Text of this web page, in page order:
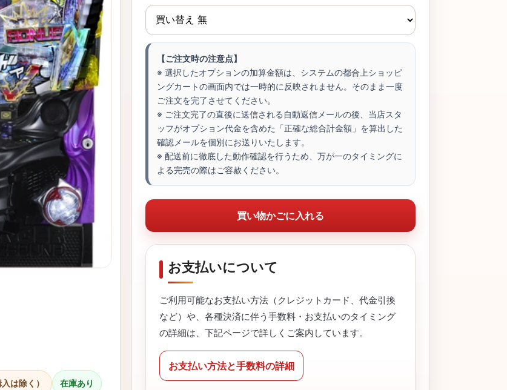
は除く） 在庫あり
【ご注文時の注意点】
※ 選択したオプションの加算金額は、システムの都合上ショッピ
ングカートの画面内では一時的に反映されません。そのまま一度
ご注文を完了させてください。
※ ご注文完了の直後に送信される自動返信メールの後、当店スタ
ッフがオプション代金を含めた「正確な総合計金額」を算出した
確認メールを個別にお送りいたします。
※ 配送前に徹底した動作確認を行うため、万が一のタイミングに
よる完売の際はご容赦ください。
買い物かごに入れる
お支払いについて
ご利用可能なお支払い方法（クレジットカード、代金引換
など）や、各種決済に伴う手数料・お支払いのタイミング
の詳細は、下記ページで詳しくご案内しています。
お支払い方法と手数料の詳細